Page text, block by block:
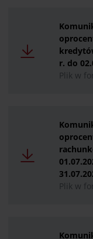
r. do
Plik w
Plik w